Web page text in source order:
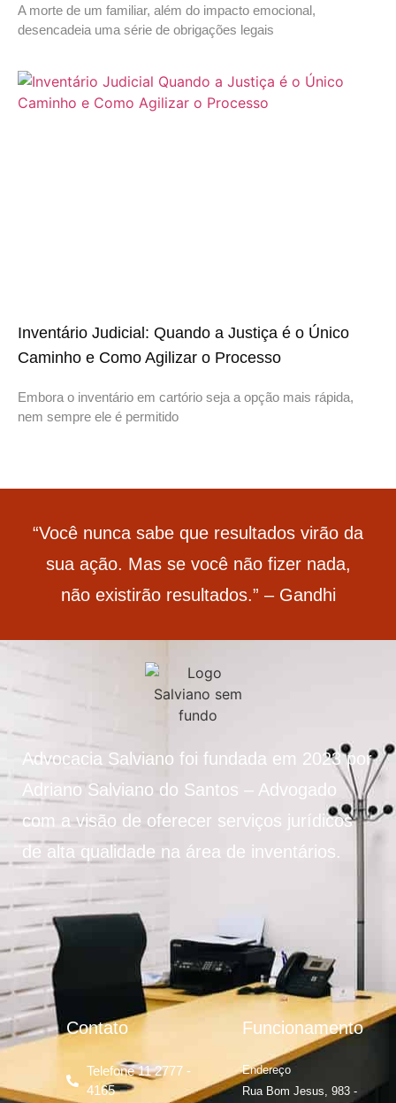
A morte de um familiar, além do impacto emocional,
desencadeia uma série de obrigações legais
Inventário Judicial: Quando a Justiça é o Único
Caminho e Como Agilizar o Processo
Embora o inventário em cartório seja a opção mais rápida,
nem sempre ele é permitido
“Você nunca sabe que resultados virão da
sua ação. Mas se você não fizer nada,
não existirão resultados.” – Gandhi
Advocacia Salviano foi fundada em 2023 por
Adriano Salviano do Santos – Advogado
com a visão de oferecer serviços jurídicos
de alta qualidade na área de inventários.
Contato
Telefone 11 2777 -
4165
Funcionamento
Endereço
Rua Bom Jesus, 983 -